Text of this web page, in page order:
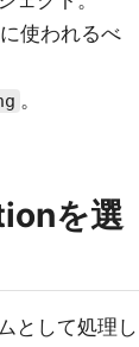
使われるべ
。
を選
として処理し